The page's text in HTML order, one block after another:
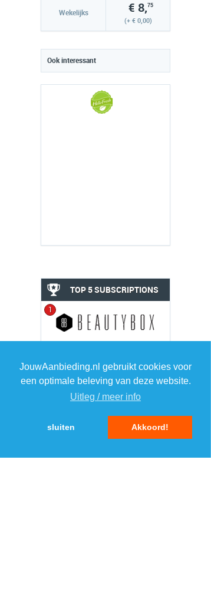
JouwAanbieding.nl gebruikt cookies voor
een optimale beleving van deze website.
Uitleg / meer info
sluiten Akkoord!
Wekelijks € 8,75
(+ € 0,00)
Ook interessant
TOP 5 SUBSCRIPTIONS
1